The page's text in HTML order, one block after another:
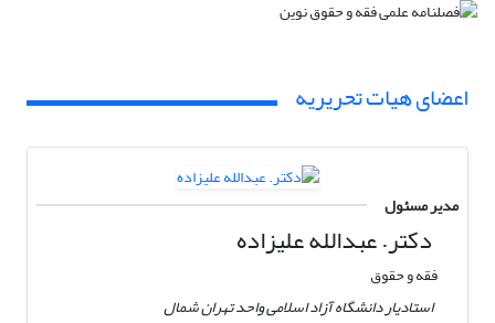
اعضای هیات تحریریه
مدیر مسئول
دکتر. عبدالله علیزاده
فقه و حقوق
استادیار دانشگاه آزاد اسلامی واحد تهران شمال